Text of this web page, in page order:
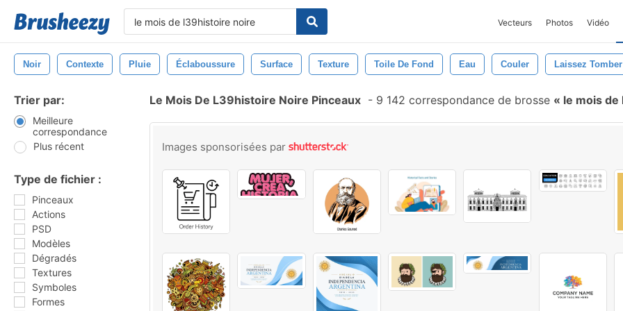
Vecteurs Photos Vidéo
Noir Contexte Pluie Éclaboussure Surface Texture Toile De Fond Eau Couler Laissez Tomber
Trier par:
Meilleure
correspondance
Plus récent
Type de fichier :
Pinceaux
Actions
PSD
Modèles
Dégradés
Textures
Symboles
Formes
Le Mois De L39histoire Noire Pinceaux - 9 142 correspondance de brosse le mois
Images sponsorisées par